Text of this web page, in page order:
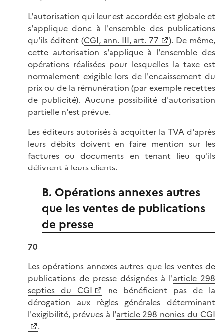
L'autorisation qui leur est accordée est globale et
s'applique donc à l'ensemble des publications
qu'ils éditent (CGI, ann. III, art. 77
). De même,
cette autorisation s'applique à l'ensemble des
opérations réalisées pour lesquelles la taxe est
normalement exigible lors de l'encaissement du
prix ou de la rémunération (par exemple recettes
de publicité). Aucune possibilité d'autorisation
partielle n'est prévue.
Les éditeurs autorisés à acquitter la TVA d'après
leurs débits doivent en faire mention sur les
factures ou documents en tenant lieu qu'ils
délivrent à leurs clients.
B. Opérations annexes autres
que les ventes de publications
de presse
70
Les opérations annexes autres que les ventes de
publications de presse désignées à l'article 298
septies du CGI
ne bénéficient pas de la
dérogation aux règles générales déterminant
l'exigibilité, prévues à l'article 298 nonies du CGI
.